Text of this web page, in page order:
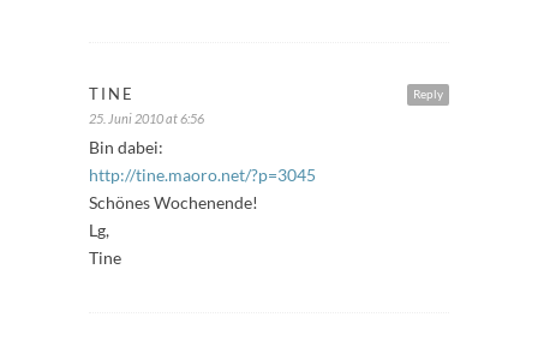
Reply
TINE
25. Juni 2010 at 6:56
Bin dabei:
http://tine.maoro.net/?p=3045
Schönes Wochenende!
Lg,
Tine